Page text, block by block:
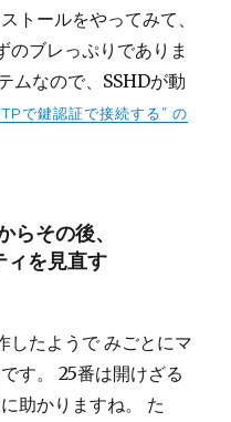
トールをやってみて、
のブレっぷりでありま
ムなので、SSHDが動
で鍵認証で接続する” の
その後、
を見直す
したようで みごとにマ
す。 25番は開けざる
助かりますね。 た